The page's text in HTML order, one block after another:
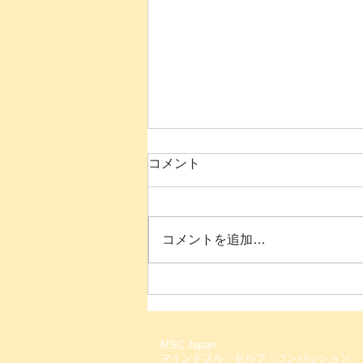
のセルフ・コンパッション瞑
ド付】
コメント
コメントを追加…
MSC Japan
マインドフル・セルフ・コンパッション